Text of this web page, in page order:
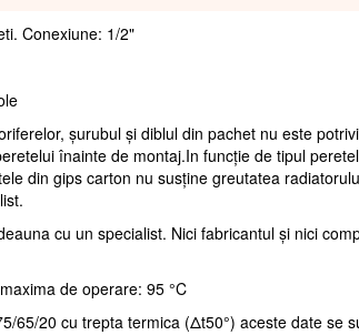
Conexiune: 1/2"
șurubul și diblul din pachet nu este
înainte de montaj.In funcție de tipul
din gips carton nu susține greutatea
cu un specialist. Nici fabricantul și nici
de operare: 95 °C
65/20 cu trepta termica (Δt50°) aceste date se